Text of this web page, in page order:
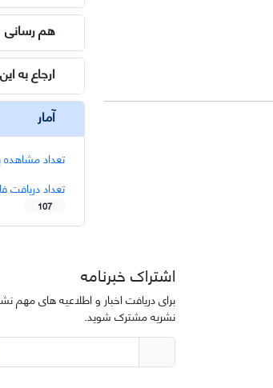
هم رسانی
ارجاع به
آمار
تعداد مشاهده
تعداد دریافت
107
اشتراک خبرنامه
برای دریافت اخبار و اطلاعیه های مهم
نشریه مشترک شوید.